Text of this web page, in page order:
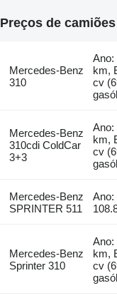
Preços de
Mercedes-Benz
310
Ano:
km,
cv
Mercedes-Benz
310cdi ColdCar
3+3
Ano:
km,
cv
Mercedes-Benz
SPRINTER 511
Ano:
Mercedes-Benz
Sprinter 310
Ano:
km,
cv